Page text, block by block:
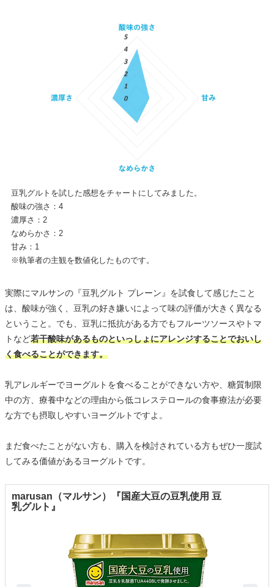
豆乳グルトを試した感想をチャートにしてみました。
酸味の強さ：4
濃厚さ：2
なめらかさ：2
甘み：1
※執筆者の主観を数値化したものです。
実際にマルサンの『豆乳グルト プレーン』を試食して感じたこと
は、酸味が強く、豆乳の好き嫌いによって味の評価が大きく異なる
ということ。でも、豆乳に抵抗がある方でもフルーツソースやトマ
トなど若干酸味があるものといっしょにアレンジすることでおいし
く食べることができます。
乳アレルギーでヨーグルトを食べることができない方や、糖質制限
中の方、療養中などの理由から低コレステロールの食事療法が必要
な方でも摂取しやすいヨーグルトですよ。
まだ食べたことがない方も、購入を検討されている方もぜひ一度試
してみる価値があるヨーグルトです。
marusan（マルサン）『国産大豆の豆乳使用 豆
乳グルト』